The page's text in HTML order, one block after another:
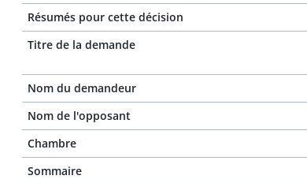
Résumés pour cette décision
Titre de la demande
Nom du demandeur
Nom de l'opposant
Chambre
Sommaire